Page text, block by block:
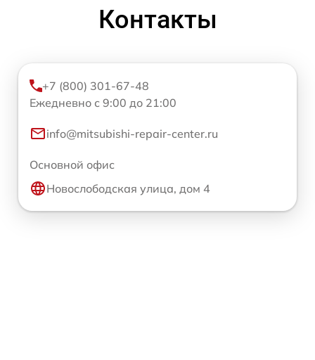
Контакты
+7 (800) 301-67-48
Ежедневно с 9:00 до 21:00
info@mitsubishi-repair-center.ru
Основной офис
Новослободская улица, дом 4